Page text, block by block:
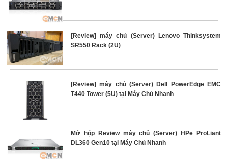
[Review] máy chủ (Server) Lenovo Thinksystem
SR550 Rack (2U)
[Review] máy chủ (Server) Dell PowerEdge EMC
T440 Tower (5U) tại Máy Chủ Nhanh
Mở hộp Review máy chủ (Server) HPe ProLiant
DL360 Gen10 tại Máy Chủ Nhanh